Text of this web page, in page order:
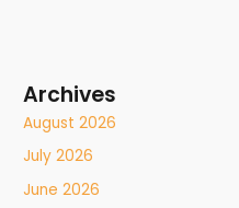
Archives
August 2026
July 2026
June 2026